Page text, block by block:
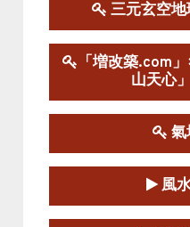
この講座の募
陰宅三元玄空風
2025-06-07～2025-
この講座の募
第１８期立命塾
2025-06-21～2025-
この講座の募
三元玄空
「増改築.com
山天心
氣
風